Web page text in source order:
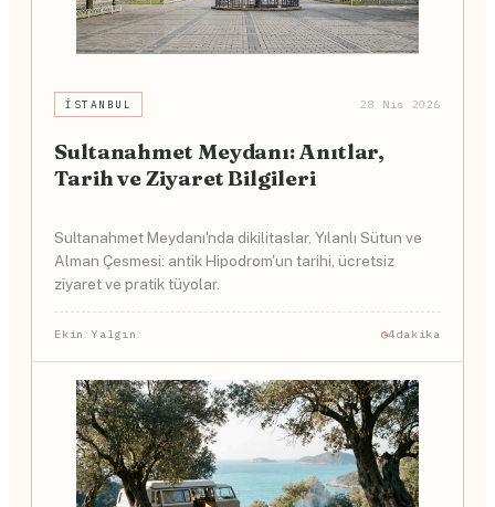
İSTANBUL 28 Nis 2026
Sultanahmet Meydanı: Anıtlar,
Tarih ve Ziyaret Bilgileri
Sultanahmet Meydanı'nda dikilitaslar, Yılanlı Sütun ve
Alman Çesmesi: antik Hipodrom'un tarihi, ücretsiz
ziyaret ve pratik tüyolar.
Ekin Yalgın 4dakika